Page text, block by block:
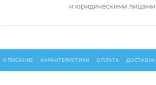
и юридическими лицами
ОПИСАНИЕ ХАРАКТЕРИСТИКИ ОПЛАТА ДОСТАВКА